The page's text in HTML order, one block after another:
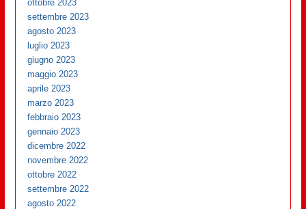
ottobre 2023
settembre 2023
agosto 2023
luglio 2023
giugno 2023
maggio 2023
aprile 2023
marzo 2023
febbraio 2023
gennaio 2023
dicembre 2022
novembre 2022
ottobre 2022
settembre 2022
agosto 2022